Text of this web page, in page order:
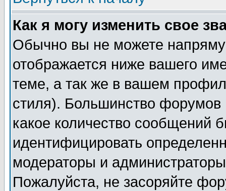
Как я могу изменить свое
Обычно вы не можете
отображается ниже вашего
теме, а так же в вашем
стиля). Большинство форумов
какое количество сообщений
идентифицировать
модераторы и
Пожалуйста, не засоряйте